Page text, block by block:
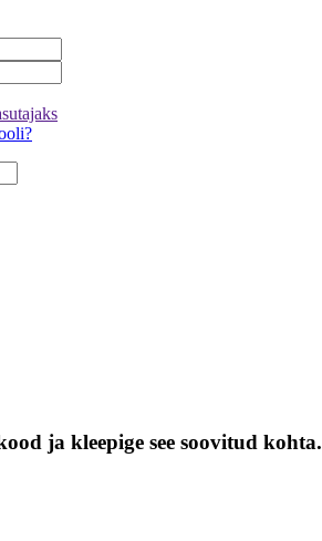
ja kleepige see soovitud kohta.